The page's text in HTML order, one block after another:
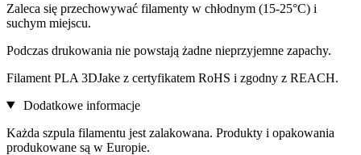
Zaleca się przechowywać filamenty w chłodnym (15-25°C) i
suchym miejscu.
Podczas drukowania nie powstają żadne nieprzyjemne zapachy.
Filament PLA 3DJake z certyfikatem RoHS i zgodny z REACH.
Dodatkowe informacje
Każda szpula filamentu jest zalakowana. Produkty i opakowania
produkowane są w Europie.